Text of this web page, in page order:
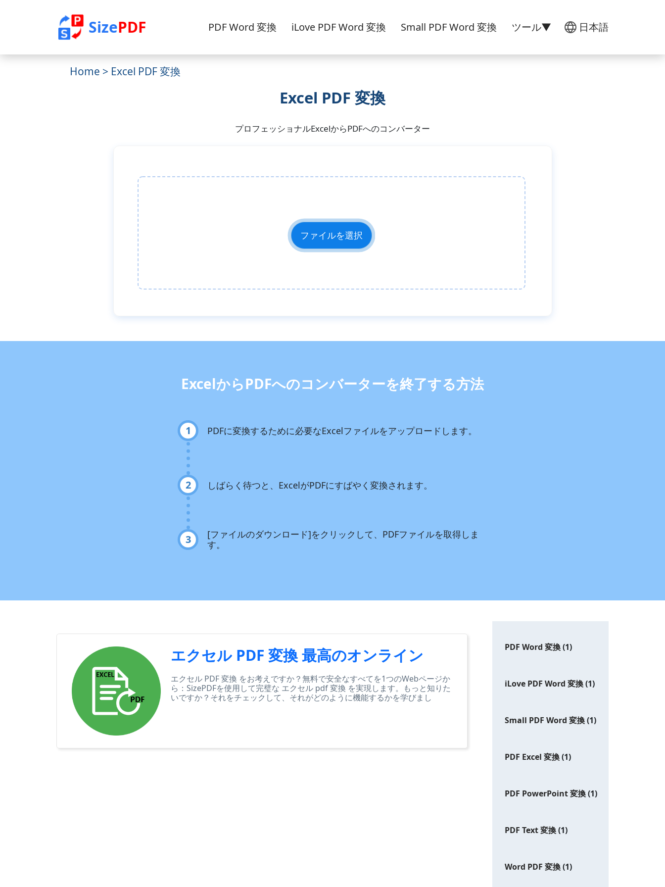
SizePDF 日本語
PDF Word 変換 iLove PDF Word 変換 Small PDF Word 変換 ツール▼
Home > Excel PDF 変換
Excel PDF 変換
プロフェッショナルExcelからPDFへのコンバーター
ファイルを選択
ExcelからPDFへのコンバーターを終了する方法
1 PDFに変換するために必要なExcelファイルをアップロードします。
2 しばらく待つと、ExcelがPDFにすばやく変換されます。
3
[ファイルのダウンロード]をクリックして、PDFファイルを取得しま
す。
エクセル PDF 変換 最高のオンライン
エクセル PDF 変換 をお考えですか？無料で安全なすべてを1つのWebページか
ら：SizePDFを使用して完璧な エクセル pdf 変換 を実現します。もっと知りた
いですか？それをチェックして、それがどのように機能するかを学びまし
PDF Word 変換(1)
iLove PDF Word 変換(1)
Small PDF Word 変換(1)
PDF Excel 変換(1)
PDF PowerPoint 変換(1)
PDF Text 変換(1)
Word PDF 変換(1)